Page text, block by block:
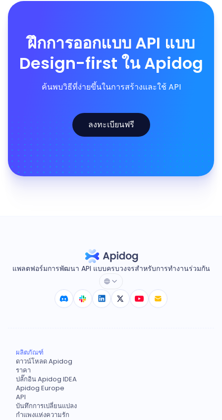
ฝึกการออกแบบ API แบบ
Design-first ใน Apidog
ค้นพบวิธีที่ง่ายขึ้นในการสร้างและใช้ API
ลงทะเบียนฟรี
แพลตฟอร์มการพัฒนา API แบบครบวงจรสำหรับการทำงานร่วมกัน
ผลิตภัณฑ์
ดาวน์โหลด Apidog
ราคา
ปลั๊กอิน Apidog IDEA
Apidog Europe
API
บันทึกการเปลี่ยนแปลง
กำแพงแห่งความรัก